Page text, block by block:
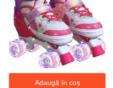
Adaugă în coș